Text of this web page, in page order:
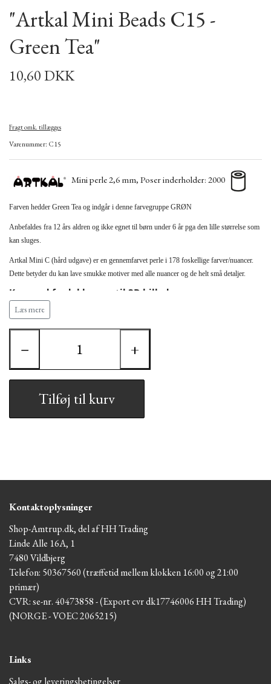
"Artkal Mini Beads C15 -
Green Tea"
10,60 DKK
Fragt omk. tillægges
Varenummer: C15
Mini perle 2,6 mm, Poser inderholder: 2000
Farven hedder Green Tea og indgår i denne farvegruppe GRØN
Anbefaldes fra 12 års aldren og ikke egnet til børn under 6 år pga den lille størrelse som
kan sluges.
Artkal Mini C (hård udgave) er en gennemfarvet perle i 178 foskellige farver/nuancer.
Dette betyder du kan lave smukke motiver med alle nuancer og de helt små detaljer.
Kan med fordel bruges til 3D billeder.
Bemærk at Artkal perlen måler 2,6 mm hvilket
Læs mere
− +
Tilføj til kurv
Kontaktoplysninger
Shop-Amtrup.dk, del af HH Trading
Linde Alle 16A, 1
7480 Vildbjerg
Telefon: 50367560 (træffetid mellem klokken 16:00 og 21:00
primær)
CVR: se-nr. 40473858 - (Export cvr dk17746006 HH Trading)
(NORGE - VOEC 2065215)
Links
Salgs- og leveringsbetingelser